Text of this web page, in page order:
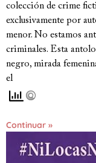
colección de crime
exclusivamente por
menor. No estamos
criminales. Esta
negro, mirada
el
Continuar »